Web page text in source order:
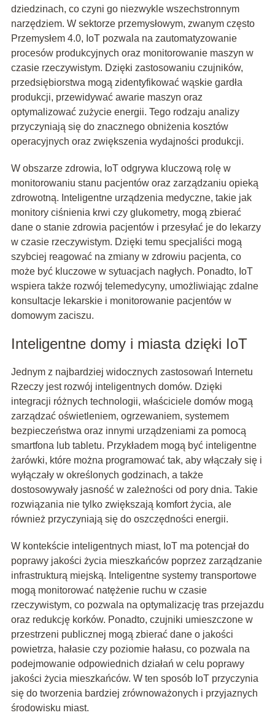
dziedzinach, co czyni go niezwykle wszechstronnym
narzędziem. W sektorze przemysłowym, zwanym często
Przemysłem 4.0, IoT pozwala na zautomatyzowanie
procesów produkcyjnych oraz monitorowanie maszyn w
czasie rzeczywistym. Dzięki zastosowaniu czujników,
przedsiębiorstwa mogą zidentyfikować wąskie gardła
produkcji, przewidywać awarie maszyn oraz
optymalizować zużycie energii. Tego rodzaju analizy
przyczyniają się do znacznego obniżenia kosztów
operacyjnych oraz zwiększenia wydajności produkcji.
W obszarze zdrowia, IoT odgrywa kluczową rolę w
monitorowaniu stanu pacjentów oraz zarządzaniu opieką
zdrowotną. Inteligentne urządzenia medyczne, takie jak
monitory ciśnienia krwi czy glukometry, mogą zbierać
dane o stanie zdrowia pacjentów i przesyłać je do lekarzy
w czasie rzeczywistym. Dzięki temu specjaliści mogą
szybciej reagować na zmiany w zdrowiu pacjenta, co
może być kluczowe w sytuacjach nagłych. Ponadto, IoT
wspiera także rozwój telemedycyny, umożliwiając zdalne
konsultacje lekarskie i monitorowanie pacjentów w
domowym zaciszu.
Inteligentne domy i miasta dzięki IoT
Jednym z najbardziej widocznych zastosowań Internetu
Rzeczy jest rozwój inteligentnych domów. Dzięki
integracji różnych technologii, właściciele domów mogą
zarządzać oświetleniem, ogrzewaniem, systemem
bezpieczeństwa oraz innymi urządzeniami za pomocą
smartfona lub tabletu. Przykładem mogą być inteligentne
żarówki, które można programować tak, aby włączały się i
wyłączały w określonych godzinach, a także
dostosowywały jasność w zależności od pory dnia. Takie
rozwiązania nie tylko zwiększają komfort życia, ale
również przyczyniają się do oszczędności energii.
W kontekście inteligentnych miast, IoT ma potencjał do
poprawy jakości życia mieszkańców poprzez zarządzanie
infrastrukturą miejską. Inteligentne systemy transportowe
mogą monitorować natężenie ruchu w czasie
rzeczywistym, co pozwala na optymalizację tras przejazdu
oraz redukcję korków. Ponadto, czujniki umieszczone w
przestrzeni publicznej mogą zbierać dane o jakości
powietrza, hałasie czy poziomie hałasu, co pozwala na
podejmowanie odpowiednich działań w celu poprawy
jakości życia mieszkańców. W ten sposób IoT przyczynia
się do tworzenia bardziej zrównoważonych i przyjaznych
środowisku miast.